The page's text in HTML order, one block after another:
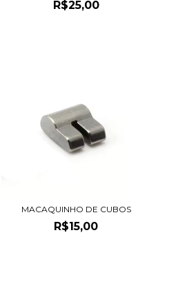
R$25,00
MACAQUINHO DE CUBOS
R$15,00